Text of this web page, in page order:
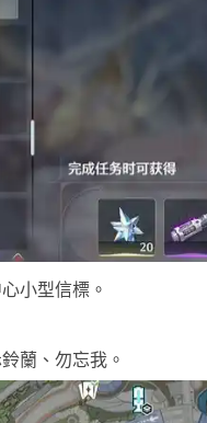
小型信標。
蘭、勿忘我。